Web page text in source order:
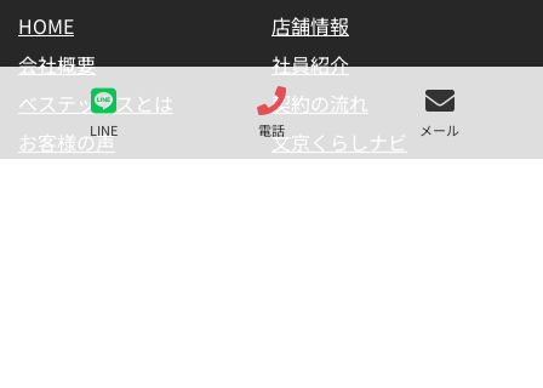
LINE 電話 メール
HOME
店舗情報
会社概要
社員紹介
ベステックスとは
契約の流れ
お客様の声
文京くらしナビ